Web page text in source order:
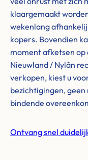
klaargemaakt
wekenlang
kopers. Bovendien
moment afketsen op
Nieuwland / Nylân
verkopen, kiest u
bezichtigingen,
bindende
Ontvang snel